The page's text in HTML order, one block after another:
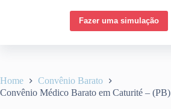
Fazer uma simulação
Home
Convênio Barato
Convênio Médico Barato em Caturité – (PB)